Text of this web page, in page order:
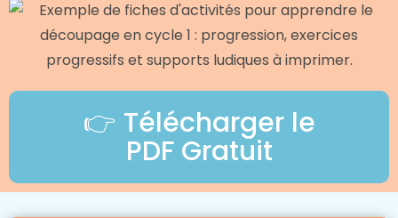
👉 Télécharger le
PDF Gratuit